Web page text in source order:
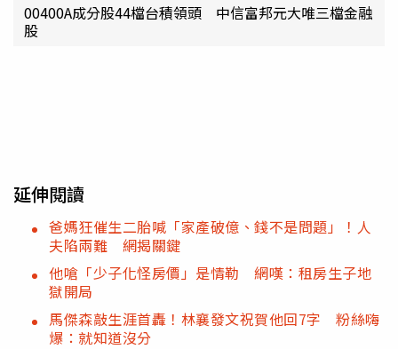
00400A成分股44檔台積領頭 中信富邦元大唯三檔金融
股
延伸閱讀
爸媽狂催生二胎喊「家產破億、錢不是問題」！人
夫陷兩難 網揭關鍵
他嗆「少子化怪房價」是情勒 網嘆：租房生子地
獄開局
馬傑森敲生涯首轟！林襄發文祝賀他回7字 粉絲嗨
爆：就知道沒分